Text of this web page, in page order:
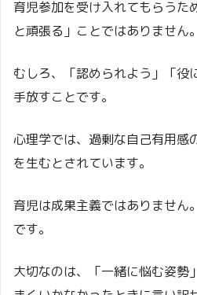
育児参加を受け入れてもらうた
と頑張る」ことではありません。
むしろ、「認められよう」「役
手放すことです。
心理学では、過剰な自己有用感
を生むとされています。
育児は成果主義ではありません
です。
大切なのは、「一緒に悩む姿勢